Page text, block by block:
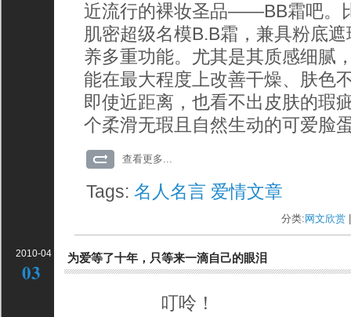
近流行的裸妆圣品——BB霜吧。
肌密超级名模B.B霜，兼具粉底
养多重功能。尤其是其质感细腻
能在最大程度上改善干燥、肤色
即使近距离，也看不出皮肤的瑕
个柔滑无瑕且自然生动的可爱脸
查看更多...
Tags:名人名言 爱情文章
分类: 网文欣赏
2010-04
03
为爱等了十年，只等来一滴自己的眼泪
叮呤！